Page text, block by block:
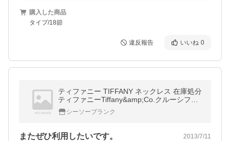
購入した商品
タイプ/18節
違反報告 いいね 0
ティファニー TIFFANY ネックレス 在庫処分
ティファニーTiffany&amp;Co.クルーシフィ
クスM ティファニー ネックレス
シーソーブランク
またぜひ利用したいです。 2013/7/11